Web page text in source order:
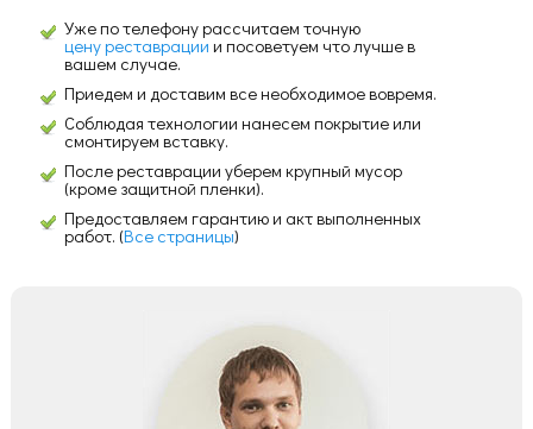
Уже по телефону рассчитаем точную
цену реставрации и посоветуем что лучше в
вашем случае.
Приедем и доставим все необходимое вовремя.
Соблюдая технологии нанесем покрытие или
смонтируем вставку.
После реставрации уберем крупный мусор
(кроме защитной пленки).
Предоставляем гарантию и акт выполненных
работ. (Все страницы)